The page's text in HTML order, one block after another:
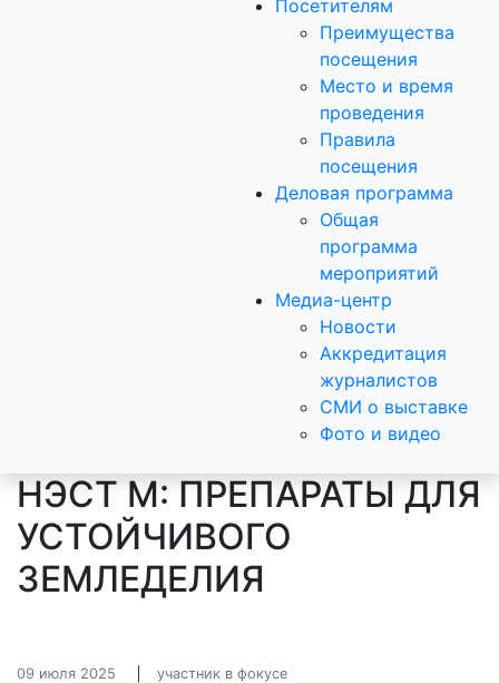
Посетителям
Преимущества
посещения
Место и время
проведения
Правила
посещения
Деловая программа
Общая
программа
мероприятий
Медиа-центр
Новости
Аккредитация
журналистов
СМИ о выставке
Фото и видео
НЭСТ М: ПРЕПАРАТЫ ДЛЯ
УСТОЙЧИВОГО
ЗЕМЛЕДЕЛИЯ
09 июля 2025 участник в фокусе